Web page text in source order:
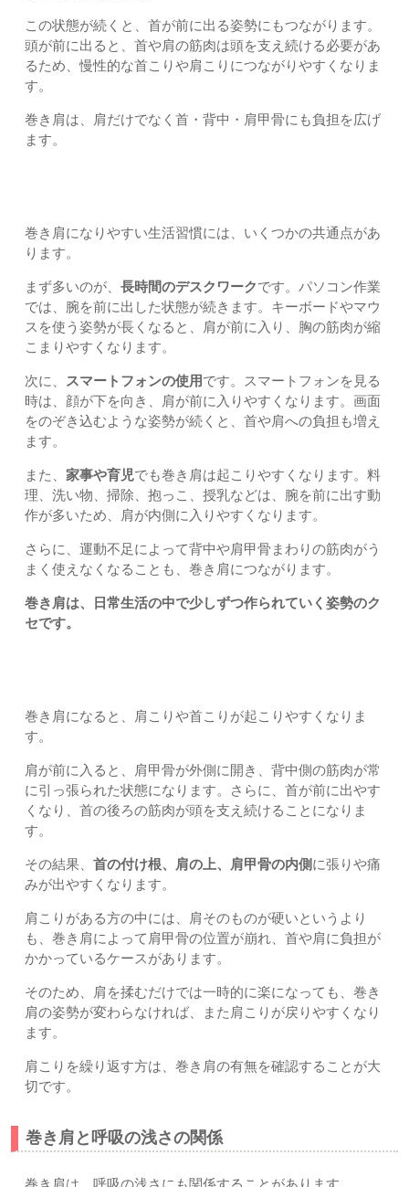
この状態が続くと、首が前に出る姿勢にもつながります。
頭が前に出ると、首や肩の筋肉は頭を支え続ける必要があ
るため、慢性的な首こりや肩こりにつながりやすくなりま
す。
巻き肩は、肩だけでなく首・背中・肩甲骨にも負担を広げ
ます。
巻き肩になりやすい生活習慣には、いくつかの共通点があ
ります。
まず多いのが、 長時間のデスクワークです。パソコン作業
では、腕を前に出した状態が続きます。キーボードやマウ
スを使う姿勢が長くなると、肩が前に入り、胸の筋肉が縮
こまりやすくなります。
次に、 スマートフォンの使用です。スマートフォンを見る
時は、顔が下を向き、肩が前に入りやすくなります。画面
をのぞき込むような姿勢が続くと、首や肩への負担も増え
ます。
また、 家事や育児でも巻き肩は起こりやすくなります。料
理、洗い物、掃除、抱っこ、授乳などは、腕を前に出す動
作が多いため、肩が内側に入りやすくなります。
さらに、運動不足によって背中や肩甲骨まわりの筋肉がう
まく使えなくなることも、巻き肩につながります。
巻き肩は、日常生活の中で少しずつ作られていく姿勢のク
セです。
巻き肩になると、肩こりや首こりが起こりやすくなりま
す。
肩が前に入ると、肩甲骨が外側に開き、背中側の筋肉が常
に引っ張られた状態になります。さらに、首が前に出やす
くなり、首の後ろの筋肉が頭を支え続けることになりま
す。
その結果、 首の付け根、肩の上、肩甲骨の内側に張りや痛
みが出やすくなります。
肩こりがある方の中には、肩そのものが硬いというより
も、巻き肩によって肩甲骨の位置が崩れ、首や肩に負担が
かかっているケースがあります。
そのため、肩を揉むだけでは一時的に楽になっても、巻き
肩の姿勢が変わらなければ、また肩こりが戻りやすくなり
ます。
肩こりを繰り返す方は、巻き肩の有無を確認することが大
切です。
巻き肩と呼吸の浅さの関係
巻き肩は、呼吸の浅さにも関係することがあります。